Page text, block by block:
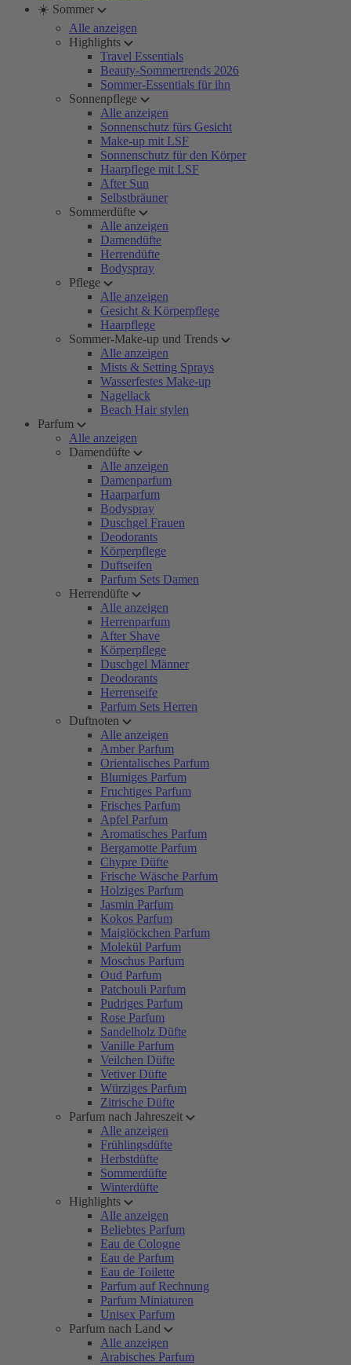
☀️ Sommer
Alle anzeigen
Highlights
Travel Essentials
Beauty-Sommertrends 2026
Sommer-Essentials für ihn
Sonnenpflege
Alle anzeigen
Sonnenschutz fürs Gesicht
Make-up mit LSF
Sonnenschutz für den Körper
Haarpflege mit LSF
After Sun
Selbstbräuner
Sommerdüfte
Alle anzeigen
Damendüfte
Herrendüfte
Bodyspray
Pflege
Alle anzeigen
Gesicht & Körperpflege
Haarpflege
Sommer-Make-up und Trends
Alle anzeigen
Mists & Setting Sprays
Wasserfestes Make-up
Nagellack
Beach Hair stylen
Parfum
Alle anzeigen
Damendüfte
Alle anzeigen
Damenparfum
Haarparfum
Bodyspray
Duschgel Frauen
Deodorants
Körperpflege
Duftseifen
Parfum Sets Damen
Herrendüfte
Alle anzeigen
Herrenparfum
After Shave
Körperpflege
Duschgel Männer
Deodorants
Herrenseife
Parfum Sets Herren
Duftnoten
Alle anzeigen
Amber Parfum
Orientalisches Parfum
Blumiges Parfum
Fruchtiges Parfum
Frisches Parfum
Apfel Parfum
Aromatisches Parfum
Bergamotte Parfum
Chypre Düfte
Frische Wäsche Parfum
Holziges Parfum
Jasmin Parfum
Kokos Parfum
Maiglöckchen Parfum
Molekül Parfum
Moschus Parfum
Oud Parfum
Patchouli Parfum
Pudriges Parfum
Rose Parfum
Sandelholz Düfte
Vanille Parfum
Veilchen Düfte
Vetiver Düfte
Würziges Parfum
Zitrische Düfte
Parfum nach Jahreszeit
Alle anzeigen
Frühlingsdüfte
Herbstdüfte
Sommerdüfte
Winterdüfte
Highlights
Alle anzeigen
Beliebtes Parfum
Eau de Cologne
Eau de Parfum
Eau de Toilette
Parfum auf Rechnung
Parfum Miniaturen
Unisex Parfum
Parfum nach Land
Alle anzeigen
Arabisches Parfum